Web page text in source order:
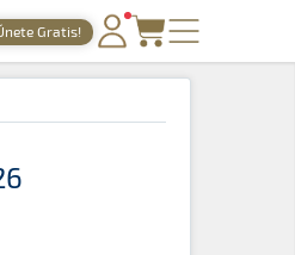
Gratis!
PORTADA
TIEMPOS ONLINE